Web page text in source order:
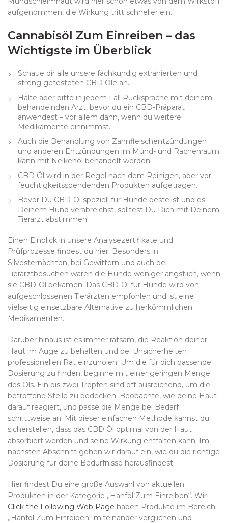
aufgenommen, die Wirkung tritt schneller ein.
Cannabisöl Zum Einreiben – das
Wichtigste im Überblick
Schaue dir alle unsere fachkundig extrahierten und
streng getesteten CBD Öle an.
Halte aber bitte in jedem Fall Rücksprache mit deinem
behandelnden Arzt, bevor du ein CBD-Präparat
anwendest – vor allem dann, wenn du weitere
Medikamente einnimmst.
Auch die Behandlung von Zahnfleischentzündungen
und anderen Entzündungen im Mund- und Rachenraum
kann mit Nelkenöl behandelt werden.
CBD Öl wird in der Regel nach dem Reinigen, aber vor
feuchtigkeitsspendenden Produkten aufgetragen.
Bevor Du CBD-Öl speziell für Hunde bestellst und es
Deinem Hund verabreichst, solltest Du Dich mit Deinem
Tierarzt abstimmen!
Einen Einblick in unsere Analysezertifikate und
Prüfprozesse findest du hier. Besonders in
Silvesternächten, bei Gewittern und auch bei
Tierarztbesuchen waren die Hunde weniger ängstlich, wenn
sie CBD-Öl bekamen. Das CBD-Öl für Hunde wird von
aufgeschlossenen Tierärzten empfohlen und ist eine
vielseitig einsetzbare Alternative zu herkömmlichen
Medikamenten.
Darüber hinaus ist es immer ratsam, die Reaktion deiner
Haut im Auge zu behalten und bei Unsicherheiten
professionellen Rat einzuholen. Um die für dich passende
Dosierung zu finden, beginne mit einer geringen Menge
des Öls. Ein bis zwei Tropfen sind oft ausreichend, um die
betroffene Stelle zu bedecken. Beobachte, wie deine Haut
darauf reagiert, und passe die Menge bei Bedarf
schrittweise an. Mit dieser einfachen Methode kannst du
sicherstellen, dass das CBD Öl optimal von der Haut
absorbiert werden und seine Wirkung entfalten kann. Im
nächsten Abschnitt gehen wir darauf ein, wie du die richtige
Dosierung für deine Bedürfnisse herausfindest.
Hier findest Du eine große Auswahl von aktuellen
Produkten in der Kategorie „Hanföl Zum Einreiben“. Wir
Click the Following Web Page haben Produkte im Bereich
„Hanföl Zum Einreiben“ miteinander verglichen und